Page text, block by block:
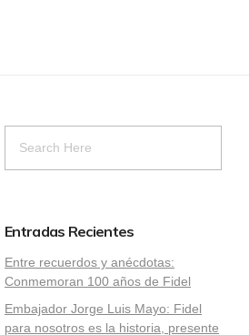
Entradas Recientes
Entre recuerdos y anécdotas:
Conmemoran 100 años de Fidel
Embajador Jorge Luis Mayo: Fidel
para nosotros es la historia, presente